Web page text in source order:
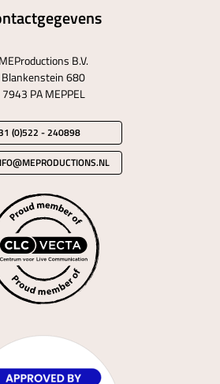
MEProductions B.V.
Blankenstein 680
7943 PA MEPPEL
(0)522 - 240898